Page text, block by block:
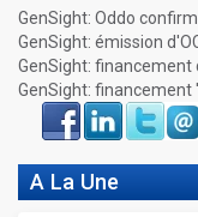
GenSight: Oddo
GenSight: émission
GenSight: financement
GenSight:
Face
book
LinkIn Twitter
A La Une